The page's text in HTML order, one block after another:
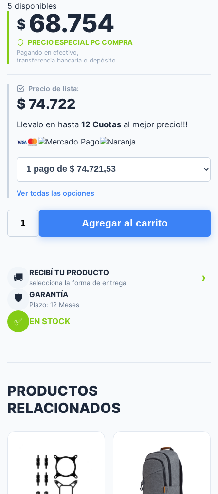
5 disponibles
$ 68.754
PRECIO ESPECIAL PC COMPRA
Pagando en efectivo,
transferencia bancaria o depósito
Precio de lista:
$ 74.722
Llevalo en hasta 12 Cuotas al mejor precio!!!
Ver todas las opciones
ACCESORIOS
BARRA
DE
MONITOR
cantidad
Agregar al carrito
🚚 RECIBÍ TU PRODUCTO
selecciona la forma de entrega ›
🛡️ GARANTÍA
Plazo: 12 Meses
✅ EN STOCK
PRODUCTOS
RELACIONADOS